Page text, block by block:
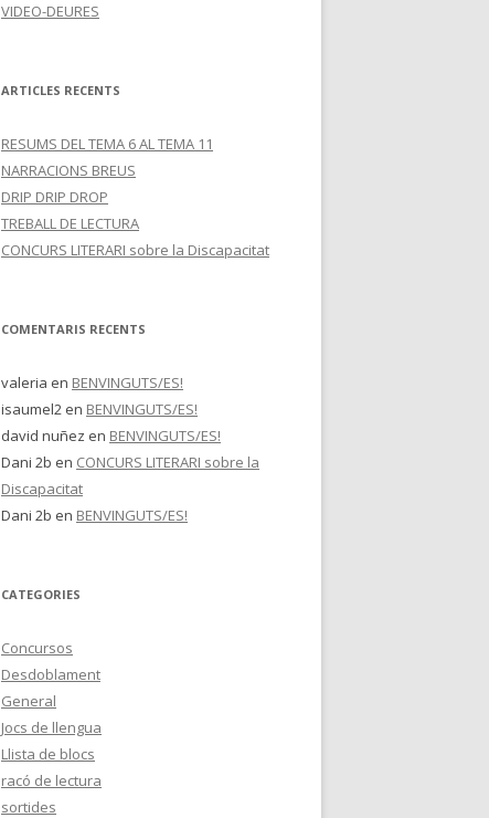
VIDEO-DEURES
ARTICLES RECENTS
RESUMS DEL TEMA 6 AL TEMA 11
NARRACIONS BREUS
DRIP DRIP DROP
TREBALL DE LECTURA
CONCURS LITERARI sobre la Discapacitat
COMENTARIS RECENTS
valeria en BENVINGUTS/ES!
isaumel2 en BENVINGUTS/ES!
david nuñez en BENVINGUTS/ES!
Dani 2b en CONCURS LITERARI sobre la
Discapacitat
Dani 2b en BENVINGUTS/ES!
CATEGORIES
Concursos
Desdoblament
General
Jocs de llengua
Llista de blocs
racó de lectura
sortides